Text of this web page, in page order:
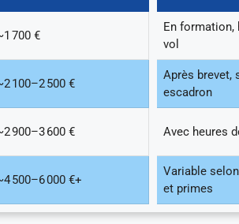
700 €
En formation,
vol
100–2 500 €
Après brevet,
escadron
900–3 600 € Avec heures
500–6 000 €+
Variable
et primes